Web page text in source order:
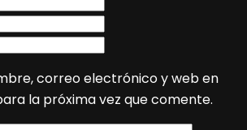
correo electrónico y web en
la próxima vez que comente.